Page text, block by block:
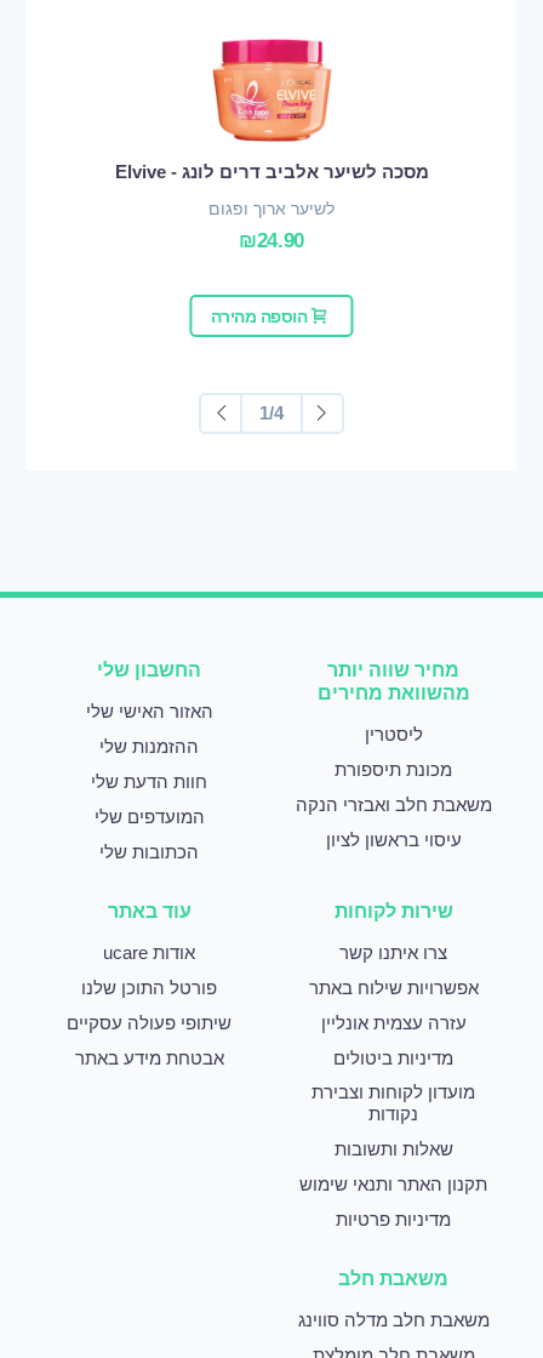
מסכה לשיער אלביב דרים לונג - Elvive
לשיער ארוך ופגום
₪24.90
הוספה מהירה
1/4
מחיר שווה יותר
מהשוואת מחירים
ליסטרין
מכונת תיספורת
משאבת חלב ואבזרי הנקה
עיסוי בראשון לציון
החשבון שלי
האזור האישי שלי
ההזמנות שלי
חוות הדעת שלי
המועדפים שלי
הכתובות שלי
שירות לקוחות
צרו איתנו קשר
אפשרויות שילוח באתר
עזרה עצמית אונליין
מדיניות ביטולים
מועדון לקוחות וצבירת
נקודות
שאלות ותשובות
תקנון האתר ותנאי שימוש
מדיניות פרטיות
עוד באתר
אודות ucare
פורטל התוכן שלנו
שיתופי פעולה עסקיים
אבטחת מידע באתר
משאבת חלב
משאבת חלב מדלה סווינג